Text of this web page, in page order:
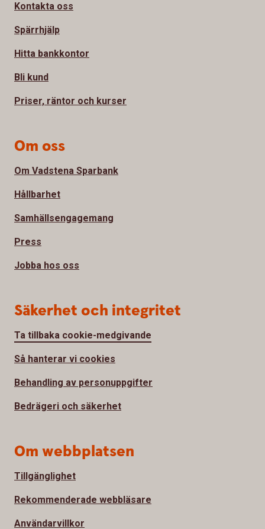
Kontakta oss
Spärrhjälp
Hitta bankkontor
Bli kund
Priser, räntor och kurser
Om oss
Om Vadstena Sparbank
Hållbarhet
Samhällsengagemang
Press
Jobba hos oss
Säkerhet och integritet
Ta tillbaka cookie-medgivande
Så hanterar vi cookies
Behandling av personuppgifter
Bedrägeri och säkerhet
Om webbplatsen
Tillgänglighet
Rekommenderade webbläsare
Användarvillkor